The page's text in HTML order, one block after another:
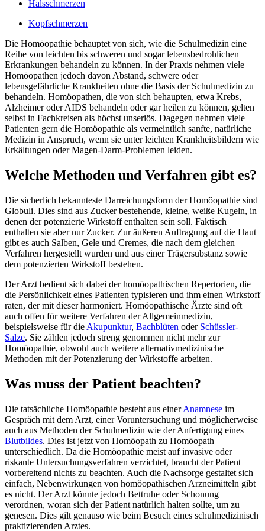
Halsschmerzen
Kopfschmerzen
Die Homöopathie behauptet von sich, wie die Schulmedizin eine
Reihe von leichten bis schweren und sogar lebensbedrohlichen
Erkrankungen behandeln zu können. In der Praxis nehmen viele
Homöopathen jedoch davon Abstand, schwere oder
lebensgefährliche Krankheiten ohne die Basis der Schulmedizin zu
behandeln. Homöopathen, die von sich behaupten, etwa Krebs,
Alzheimer oder AIDS behandeln oder gar heilen zu können, gelten
selbst in Fachkreisen als höchst unseriös. Dagegen nehmen viele
Patienten gern die Homöopathie als vermeintlich sanfte, natürliche
Medizin in Anspruch, wenn sie unter leichten Krankheitsbildern wie
Erkältungen oder Magen-Darm-Problemen leiden.
Welche Methoden und Verfahren gibt es?
Die sicherlich bekannteste Darreichungsform der Homöopathie sind
Globuli. Dies sind aus Zucker bestehende, kleine, weiße Kugeln, in
denen der potenzierte Wirkstoff enthalten sein soll. Faktisch
enthalten sie aber nur Zucker. Zur äußeren Auftragung auf die Haut
gibt es auch Salben, Gele und Cremes, die nach dem gleichen
Verfahren hergestellt wurden und aus einer Trägersubstanz sowie
dem potenzierten Wirkstoff bestehen.
Der Arzt bedient sich dabei der homöopathischen Repertorien, die
die Persönlichkeit eines Patienten typisieren und ihm einen Wirkstoff
raten, der mit dieser harmoniert. Homöopathische Ärzte sind oft
auch offen für weitere Verfahren der Allgemeinmedizin,
beispielsweise für die Akupunktur, Bachblüten oder Schüssler-
Salze. Sie zählen jedoch streng genommen nicht mehr zur
Homöopathie, obwohl auch weitere alternativmedizinische
Methoden mit der Potenzierung der Wirkstoffe arbeiten.
Was muss der Patient beachten?
Die tatsächliche Homöopathie besteht aus einerAnamnese im
Gespräch mit dem Arzt, einer Voruntersuchung und möglicherweise
auch aus Methoden der Schulmedizin wie der Anfertigung eines
Blutbildes. Dies ist jetzt von Homöopath zu Homöopath
unterschiedlich. Da die Homöopathie meist auf invasive oder
riskante Untersuchungsverfahren verzichtet, braucht der Patient
vorbereitend nichts zu beachten. Auch die Nachsorge gestaltet sich
einfach, Nebenwirkungen von homöopathischen Arzneimitteln gibt
es nicht. Der Arzt könnte jedoch Bettruhe oder Schonung
verordnen, woran sich der Patient natürlich halten sollte, um zu
genesen. Dies gilt genauso wie beim Besuch eines schulmedizinisch
praktizierenden Arztes.